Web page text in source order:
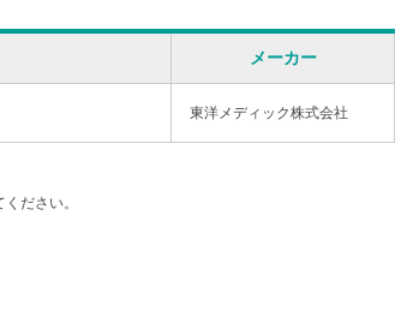
メーカー
東洋メディック株式会社
ださい。